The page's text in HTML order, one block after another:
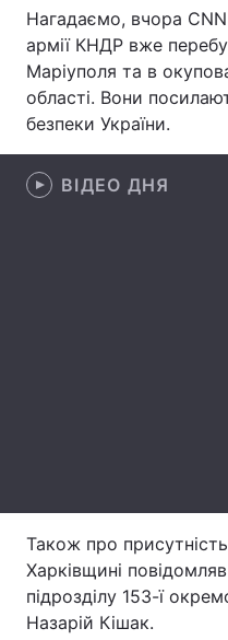
Екологія
Лонгріди
Відео з Youtube
Інтерв'ю
Тема оформлення
Нагадаємо, вчора
армії КНДР вже
Маріуполя та в
області. Вони
безпеки України.
ВІДЕО ДНЯ
Також про
Харківщині
підрозділу 153-ї
Назарій Кішак.